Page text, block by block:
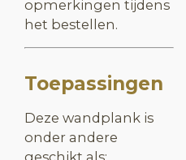
opmerkingen tijdens
het bestellen.
Toepassingen
Deze wandplank is
onder andere